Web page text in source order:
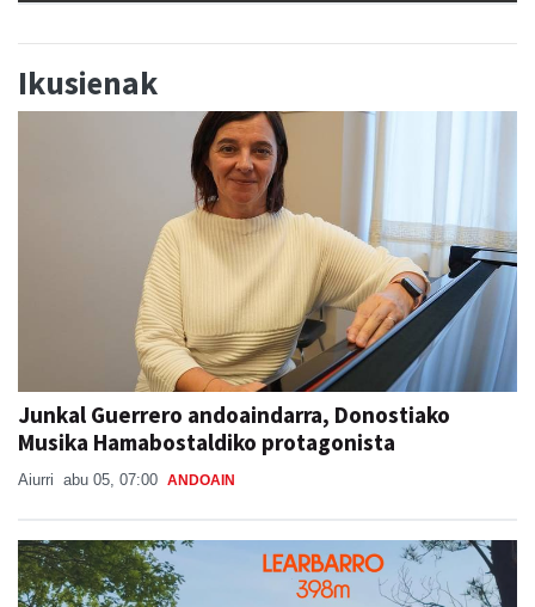
Ikusienak
Junkal Guerrero andoaindarra, Donostiako
Musika Hamabostaldiko protagonista
Aiurri abu 05, 07:00 ANDOAIN